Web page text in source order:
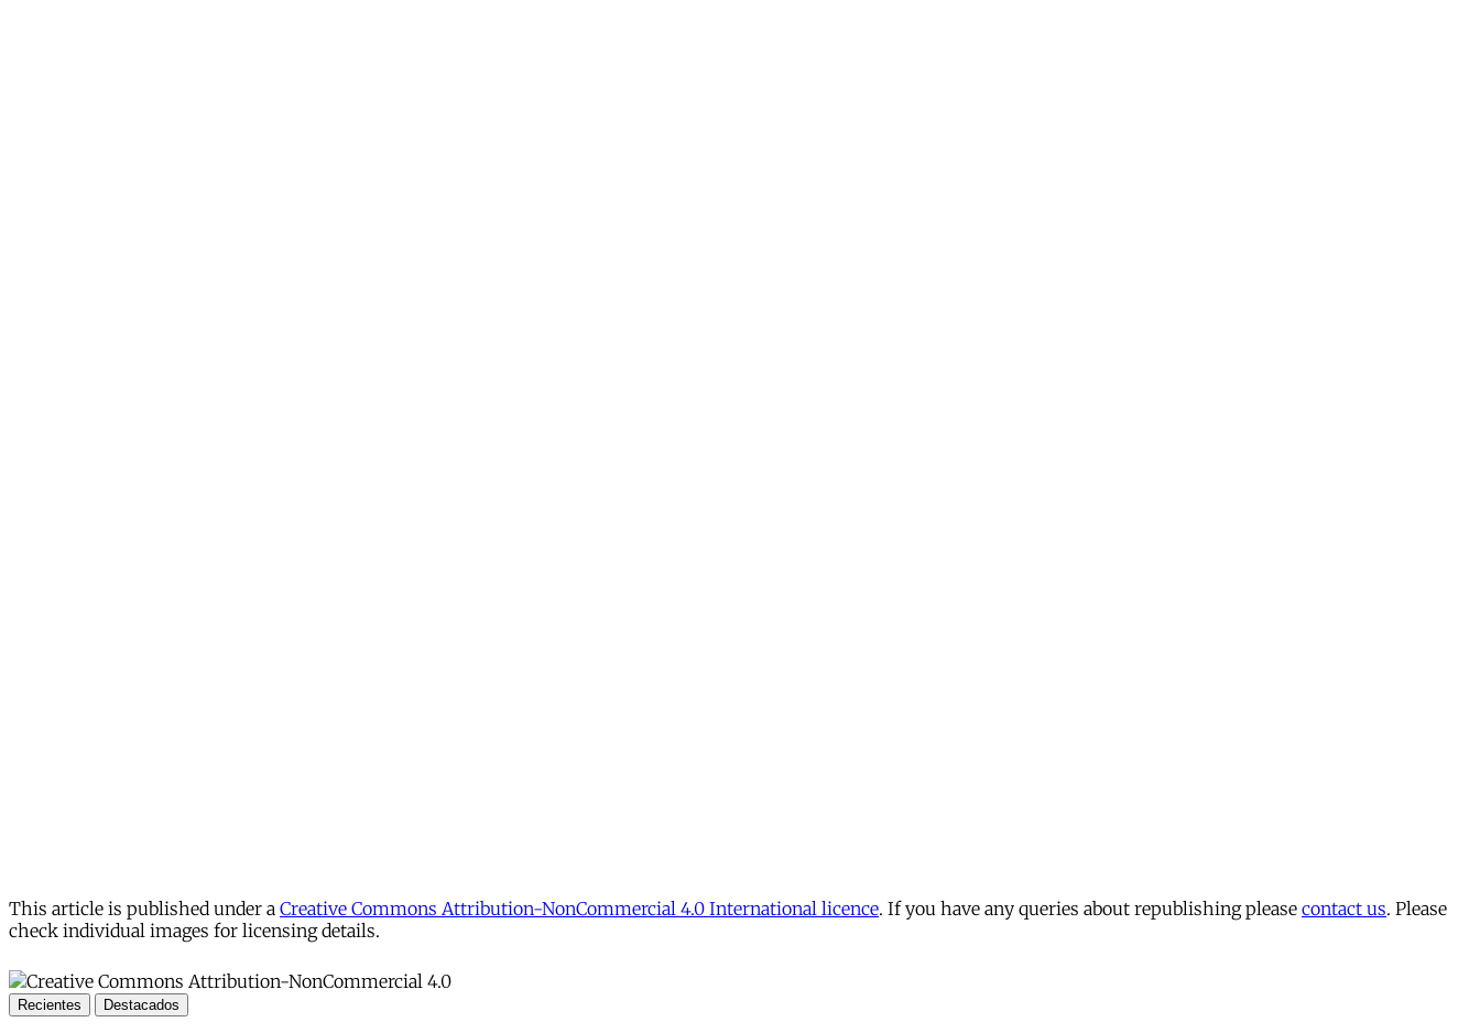
This article is published under a Creative Commons Attribution-NonCommercial 4.0 International licence. If you have any queries about republishing please contact us. Please
check individual images for licensing details.
Recientes Destacados